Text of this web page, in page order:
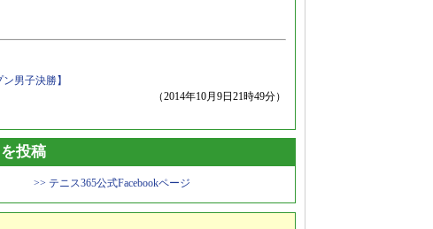
男子決勝】
（2014年10月9日21時49分）
投稿
>> テニス365公式Facebookページ